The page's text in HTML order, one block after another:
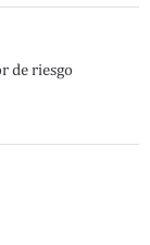
de riesgo